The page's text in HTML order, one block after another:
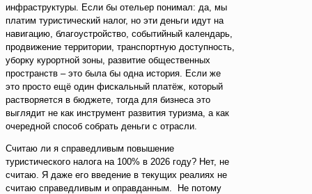
инфраструктуры. Если бы отельер понимал: да, мы
платим туристический налог, но эти деньги идут на
навигацию, благоустройство, событийный календарь,
продвижение территории, транспортную доступность,
уборку курортной зоны, развитие общественных
пространств – это была бы одна история. Если же
это просто ещё один фискальный платёж, который
растворяется в бюджете, тогда для бизнеса это
выглядит не как инструмент развития туризма, а как
очередной способ собрать деньги с отрасли.
Считаю ли я справедливым повышение
туристического налога на 100% в 2026 году? Нет, не
считаю. Я даже его введение в текущих реалиях не
считаю справедливым и оправданным. Не потому